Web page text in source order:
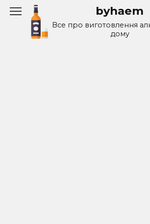
Перейти
содержанию
byhaem
Все про виготовлення
дому